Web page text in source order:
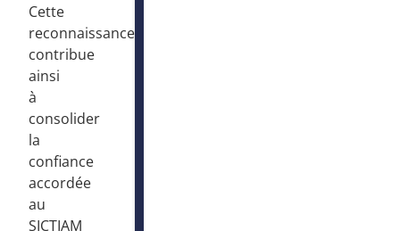
Cette
reconnaissance
contribue
ainsi
à
consolider
la
confiance
accordée
au
SICTIAM